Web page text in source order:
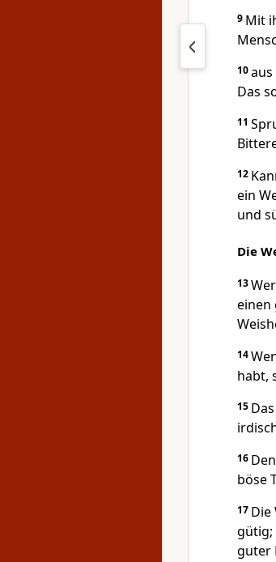
9 Mit
10
Das
11
12
ein
und
Die
13
einen
14
habt,
15
16
böse
17 Die
gütig;
guter